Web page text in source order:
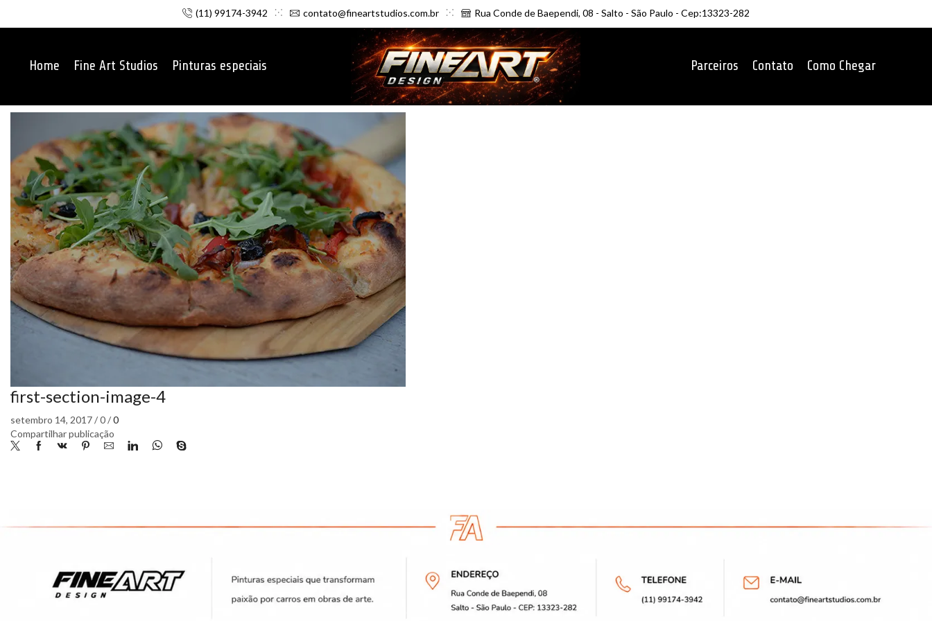
(11) 99174-3942 contato@fineartstudios.com.br Rua Conde de Baependi, 08 - Salto - São Paulo - Cep:13323-282
Home Fine Art Studios Pinturas especiais Parceiros Contato Como Chegar
first-section-image-4
setembro 14, 2017/0/0
Compartilhar publicação